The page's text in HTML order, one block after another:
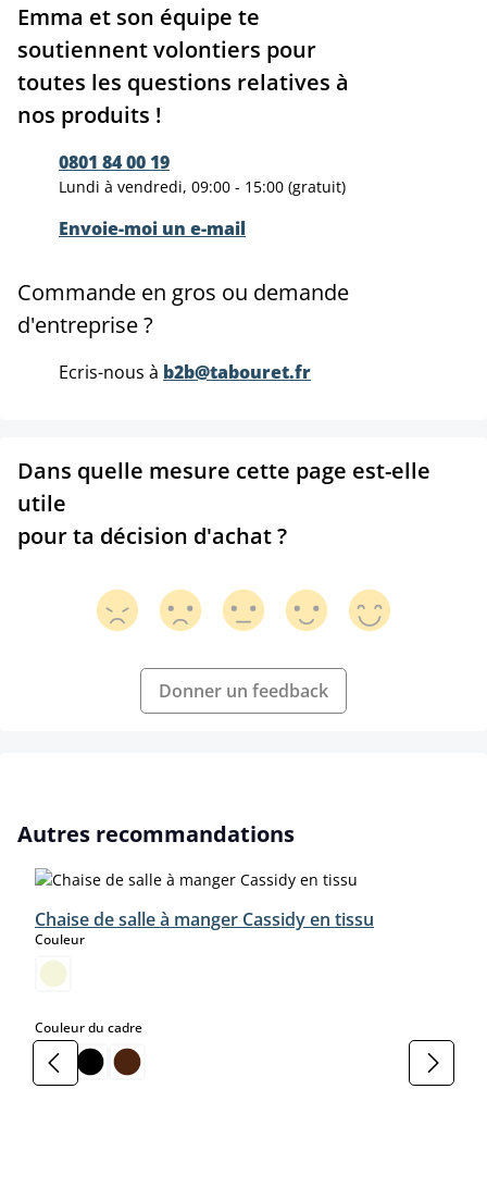
Emma et son équipe te
soutiennent volontiers pour
toutes les questions relatives à
nos produits !
0801 84 00 19
Lundi à vendredi, 09:00 - 15:00 (gratuit)
Envoie-moi un e-mail
Commande en gros ou demande
d'entreprise ?
Ecris-nous à b2b@tabouret.fr
Dans quelle mesure cette page est-elle
utile
pour ta décision d'achat ?
Donner un feedback
Ignorer la galerie de produits
Autres recommandations
Chaise de salle à manger Cassidy en tissu
Couleurselect
Couleur du cadreselect